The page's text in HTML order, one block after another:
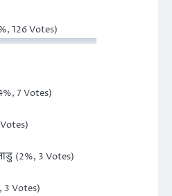
126 Votes)
7 Votes)
(2%, 3 Votes)
3 Votes)